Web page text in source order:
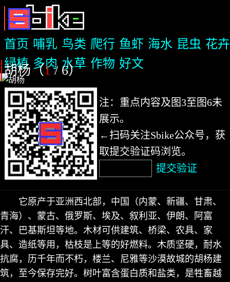
首页 哺乳 鸟类 爬行 鱼虾 海水 昆虫 花卉
绿植 多肉 水草 作物 好文
胡杨（1/ 6）
注：重点内容及图3至图6未
展示。
←扫码关注Sbike公众号，获
取提交验证码浏览。
提交验证
它原产于亚洲西北部，中国（内蒙、新疆、甘肃、
青海）、蒙古、俄罗斯、埃及、叙利亚、伊朗、阿富
汗、巴基斯坦等地。木材可供建筑、桥梁、农具、家
具、造纸等用，枯枝是上等的好燃料。木质坚硬，耐水
抗腐，历千年而不朽，楼兰、尼雅等沙漠故城的胡杨建
筑，至今保存完好。树叶富含蛋白质和盐类，是牲畜越